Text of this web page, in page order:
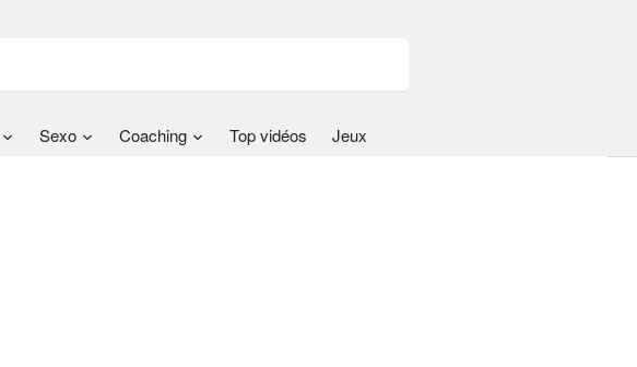
Sexo Coaching Top vidéos Jeux